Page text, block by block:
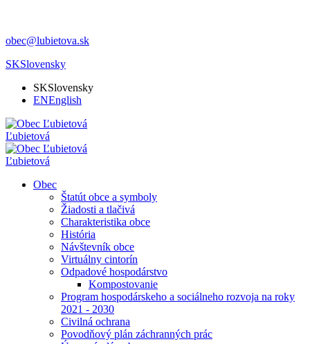
obec@lubietova.sk
SKSlovensky
SKSlovensky
ENEnglish
Ľubietová
Ľubietová
Obec
Štatút obce a symboly
Žiadosti a tlačivá
Charakteristika obce
História
Návštevník obce
Virtuálny cintorín
Odpadové hospodárstvo
Kompostovanie
Program hospodárskeho a sociálneho rozvoja na roky
2021 - 2030
Civilná ochrana
Povodňový plán záchranných prác